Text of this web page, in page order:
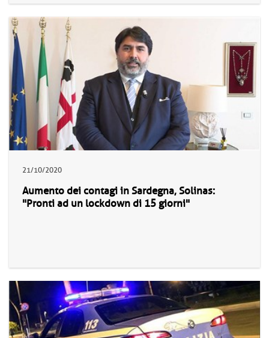
21/10/2020
Aumento dei contagi in Sardegna, Solinas:
"Pronti ad un lockdown di 15 giorni"